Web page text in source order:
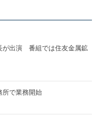
が出演 番組では住友金属鉱
で業務開始